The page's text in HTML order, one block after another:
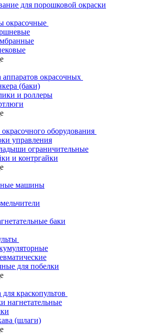
для порошковой окраски
окрасочные
аппаратов окрасочных
(баки)
и роллеры
окрасочного оборудования
управления
ограничительные
и контргайки
машины
баки
для побелки
краскопультов
нагнетательные
(шлаги)